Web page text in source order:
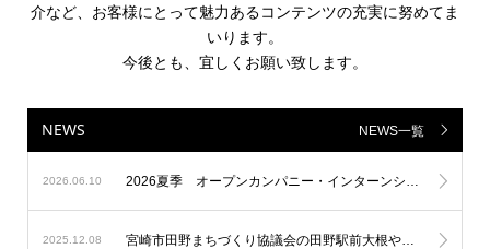
介など、お客様にとって魅力あるコンテンツの充実に努めてま
いります。
今後とも、宜しくお願い致します。
NEWS NEWS一覧
2026.06.10 2026夏季 オープンカンパニー・インターンシップの募集を開始しました！
2025.12.08 宮崎市田野まちづくり協議会の田野駅前大根やぐら等イルミネーションに参加